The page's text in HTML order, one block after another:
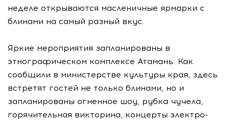
неделе открываются масленичные ярмарки с
блинами на самый разный вкус.
Яркие мероприятия запланированы в
этнографическом комплексе Атамань. Как
сообщили в министерстве культуры края, здесь
встретят гостей не только блинами, но и
запланированы огненное шоу, рубка чучела,
горячительная викторина, концерты электро-